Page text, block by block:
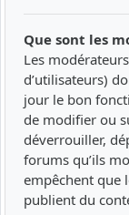
Que sont les
Les
d’utilisateurs)
jour le bon
de modifier ou
déverrouiller,
forums qu’ils
empêchent que
publient du